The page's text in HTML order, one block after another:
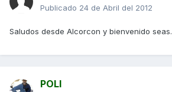
Publicado 24 de Abril del 2012
Saludos desde Alcorcon y bienvenido seas.
POLI